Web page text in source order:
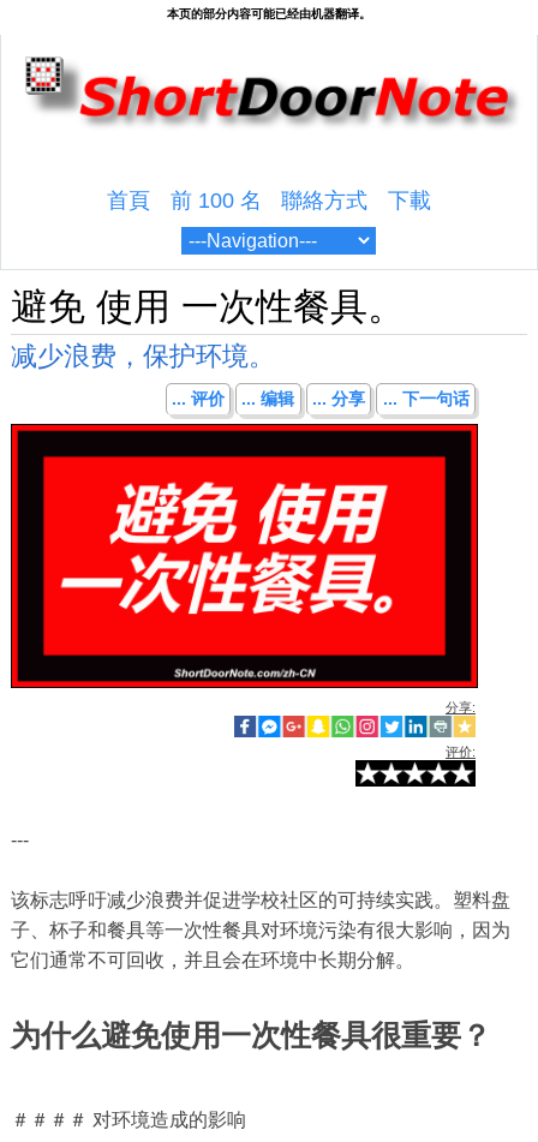
首頁 前 100 名 聯絡方式 下載
避免 使用 一次性餐具。
减少浪费，保护环境。
... 评价 ... 编辑 ... 分享 ... 下一句话
分享:
评价:
---
该标志呼吁减少浪费并促进学校社区的可持续实践。塑料盘
子、杯子和餐具等一次性餐具对环境污染有很大影响，因为
它们通常不可回收，并且会在环境中长期分解。
为什么避免使用一次性餐具很重要？
＃＃＃＃ 对环境造成的影响